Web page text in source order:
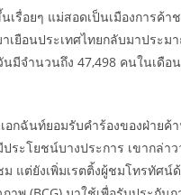
รื่อยๆ แม่สอดเป็นเมืองการค้า
เยือนประเทศไทยกลับมาประ
มีจำนวนถึง 47,498 คนในเดื
อกฉันท์ยอมรับคำร้องของฝ่ายค้
ประโยชน์บางประการ เขากล่
แต่ยังเพิ่มเรตติ้งผู้ชมโทรทัศน์